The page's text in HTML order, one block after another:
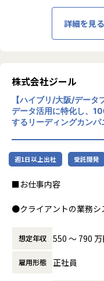
■Mission
ズに応え
ナルサー
掲げてお
力、深い
な分析力
供するこ
ることを
員全員が
展する企
ます。お
詳細を見る
株式会社ジール
【ハイブリ/大阪/データ
データ活用に特化し、
するリーディングカンパ
週1日以上出社 受託開発
■お仕事内容
●クライアントの業務シ
s Intelligence)を含むデ
行支援までを行っていま
●クライアントの要望に
想定年収 550 〜 790
雇用形態 正社員